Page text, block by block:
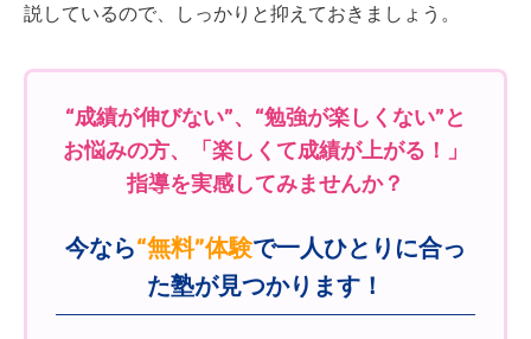
説しているので、しっかりと抑えておきましょう。
“成績が伸びない”、“勉強が楽しくない”と
お悩みの方、「楽しくて成績が上がる！」
指導を実感してみませんか？
今なら“無料”体験で一人ひとりに合っ
た塾が見つかります！